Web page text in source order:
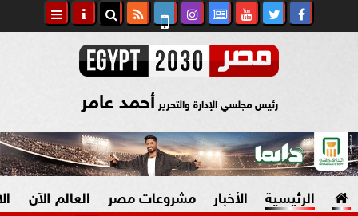
رئيس مجلسي الإدارة والتحرير أحمد عامر
الرئيسية الأخبار مشروعات مصر العالم الآن